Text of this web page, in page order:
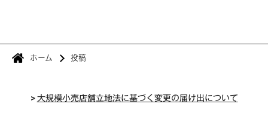
ホーム 投稿
>大規模小売店舗立地法に基づく変更の届け出について